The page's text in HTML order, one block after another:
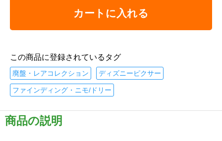
カートに入れる
この商品に登録されているタグ
廃盤・レアコレクション ディズニーピクサー
ファインディング・ニモ/ドリー
商品の説明